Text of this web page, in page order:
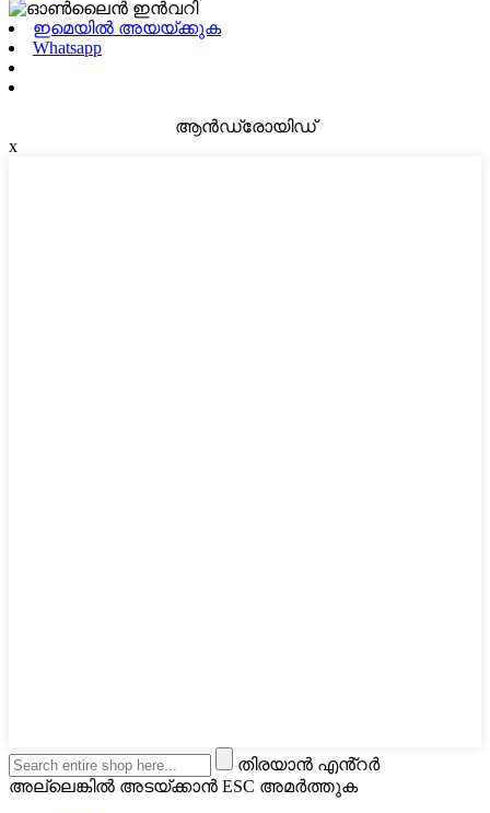
ഇമെയിൽ അയയ്ക്കുക
Whatsapp
ആൻഡ്രോയിഡ്
x
തിരയാൻ എൻ്റർ
അല്ലെങ്കിൽ അടയ്ക്കാൻ ESC അമർത്തുക